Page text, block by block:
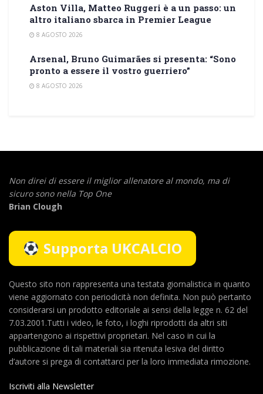
Aston Villa, Matteo Ruggeri è a un passo: un
altro italiano sbarca in Premier League
8 AGOSTO 2026
Arsenal, Bruno Guimarães si presenta: “Sono
pronto a essere il vostro guerriero”
8 AGOSTO 2026
Non direi di essere il miglior allenatore al mondo, ma di
sicuro sono nella Top One
Brian Clough
Supporta UKCALCIO
Questo sito non rappresenta una testata giornalistica in quanto
viene aggiornato con periodicità non definita. Non può pertanto
considerarsi un prodotto editoriale ai sensi della legge n. 62 del
7.03.2001.Tutti i video, le foto, i loghi riprodotti da altri siti
appartengono ai rispettivi proprietari. Nel caso in cui la
pubblicazione di tali materiali sia ritenuta lesiva del diritto
d’autore si prega di contattarci per la loro immediata rimozione.
Iscriviti alla Newsletter